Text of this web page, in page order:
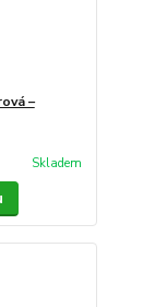
–
Skladem